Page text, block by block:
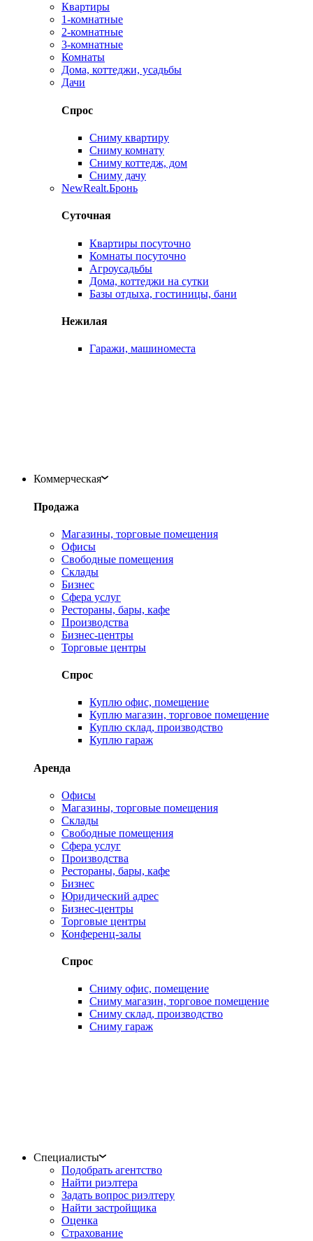
Квартиры
1-комнатные
2-комнатные
3-комнатные
Комнаты
Дома, коттеджи, усадьбы
Дачи
Спрос
Сниму квартиру
Сниму комнату
Сниму коттедж, дом
Сниму дачу
NewRealt.Бронь
Суточная
Квартиры посуточно
Комнаты посуточно
Агроусадьбы
Дома, коттеджи на сутки
Базы отдыха, гостиницы, бани
Нежилая
Гаражи, машиноместа
Коммерческая
Продажа
Магазины, торговые помещения
Офисы
Свободные помещения
Склады
Бизнес
Сфера услуг
Рестораны, бары, кафе
Производства
Бизнес-центры
Торговые центры
Спрос
Куплю офис, помещение
Куплю магазин, торговое помещение
Куплю склад, производство
Куплю гараж
Аренда
Офисы
Магазины, торговые помещения
Склады
Свободные помещения
Сфера услуг
Производства
Рестораны, бары, кафе
Бизнес
Юридический адрес
Бизнес-центры
Торговые центры
Конференц-залы
Спрос
Сниму офис, помещение
Сниму магазин, торговое помещение
Сниму склад, производство
Сниму гараж
Специалисты
Подобрать агентство
Найти риэлтера
Задать вопрос риэлтеру
Найти застройщика
Оценка
Страхование